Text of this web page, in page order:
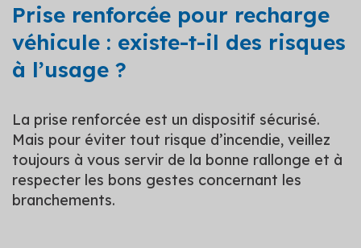
Prise renforcée pour recharge
véhicule : existe-t-il des risques
à l’usage ?
La prise renforcée est un dispositif sécurisé.
Mais pour éviter tout risque d’incendie, veillez
toujours à vous servir de la bonne rallonge et à
respecter les bons gestes concernant les
branchements.